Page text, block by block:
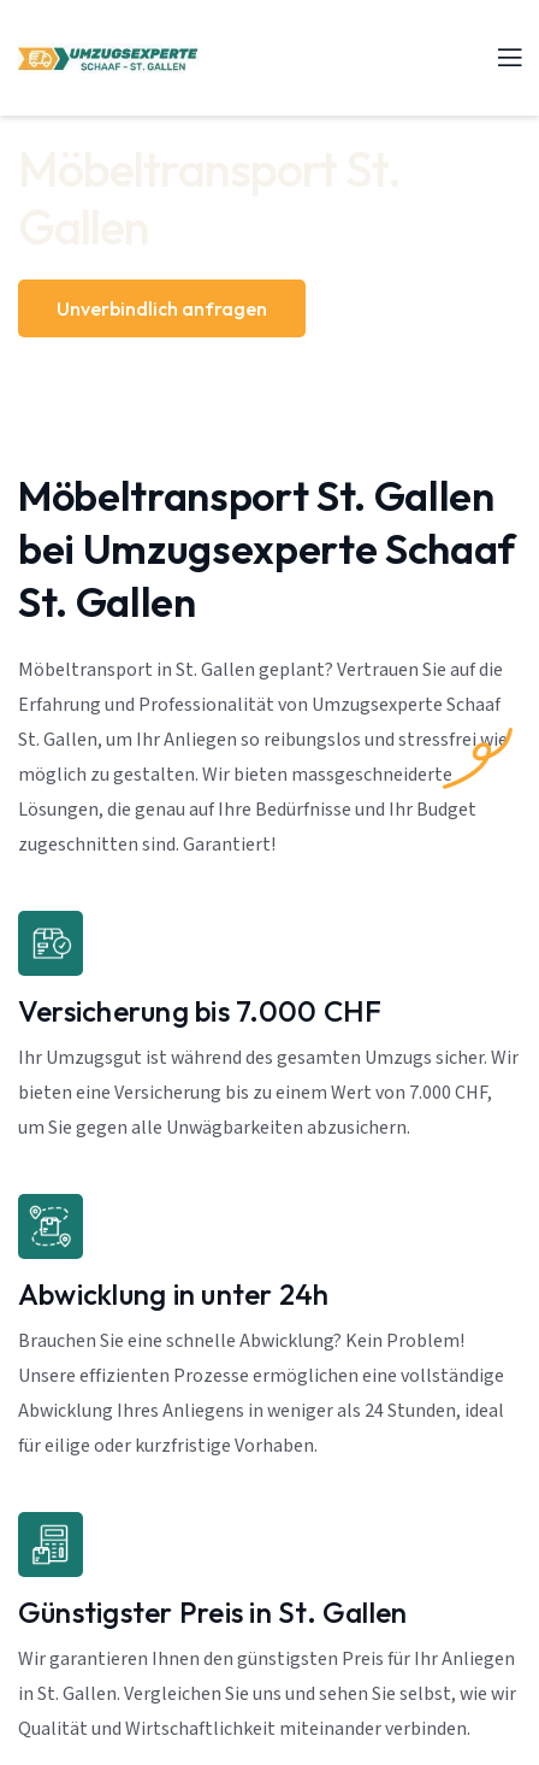
Unverbindlich anfragen
Möbeltransport St. Gallen
bei Umzugsexperte Schaaf
St. Gallen
Möbeltransport in St. Gallen geplant? Vertrauen Sie auf die
Erfahrung und Professionalität von Umzugsexperte Schaaf
St. Gallen, um Ihr Anliegen so reibungslos und stressfrei wie
möglich zu gestalten. Wir bieten massgeschneiderte
Lösungen, die genau auf Ihre Bedürfnisse und Ihr Budget
zugeschnitten sind. Garantiert!
Versicherung bis 7.000 CHF
Ihr Umzugsgut ist während des gesamten Umzugs sicher. Wir
bieten eine Versicherung bis zu einem Wert von 7.000 CHF,
um Sie gegen alle Unwägbarkeiten abzusichern.
Abwicklung in unter 24h
Brauchen Sie eine schnelle Abwicklung? Kein Problem!
Unsere effizienten Prozesse ermöglichen eine vollständige
Abwicklung Ihres Anliegens in weniger als 24 Stunden, ideal
für eilige oder kurzfristige Vorhaben.
Günstigster Preis in St. Gallen
Wir garantieren Ihnen den günstigsten Preis für Ihr Anliegen
in St. Gallen. Vergleichen Sie uns und sehen Sie selbst, wie wir
Qualität und Wirtschaftlichkeit miteinander verbinden.